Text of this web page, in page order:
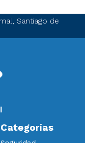
Santiago de
Categorías